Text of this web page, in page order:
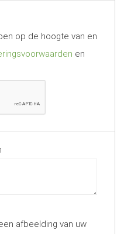
op de hoogte van en
en
afbeelding van uw